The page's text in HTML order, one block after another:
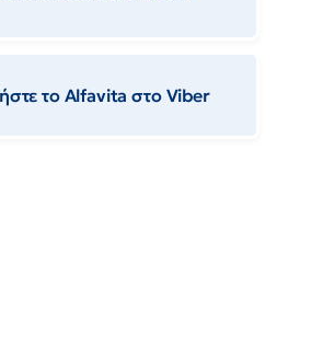
το Αlfavita στο Viber